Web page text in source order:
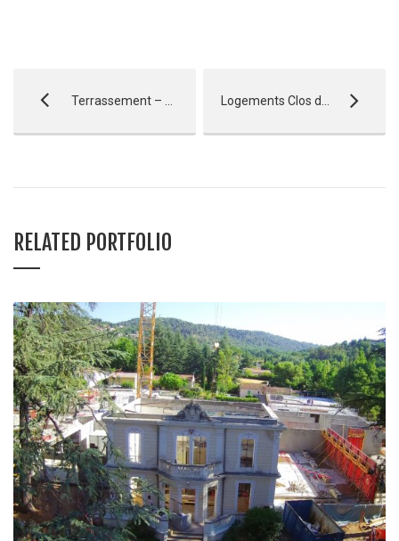
Terrassement – Chantemerle Logements Clos de l’Ane Blanc – Entressen
RELATED PORTFOLIO